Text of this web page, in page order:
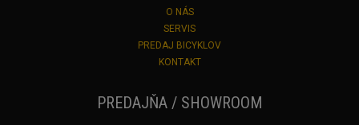
O NÁS
SERVIS
PREDAJ BICYKLOV
KONTAKT
PREDAJŇA / SHOWROOM